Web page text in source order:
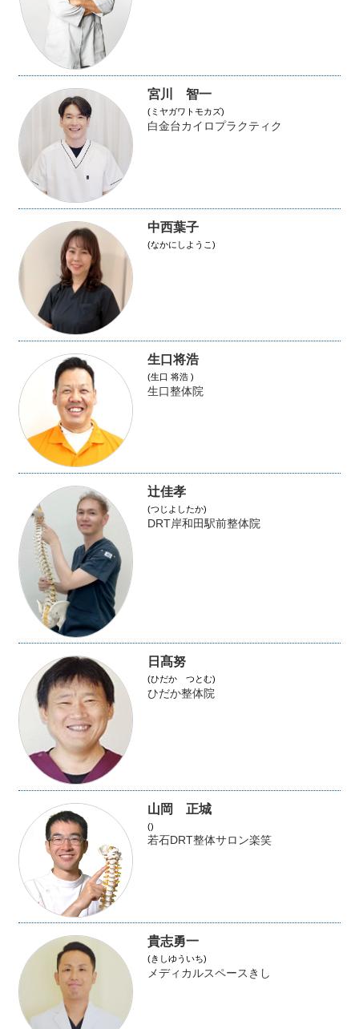
宮川 智一
(ミヤガワトモカズ)
白金台カイロプラクティク
中西葉子
(なかにしようこ)
生口将浩
(生口 将浩 )
生口整体院
辻佳孝
(つじよしたか)
DRT岸和田駅前整体院
日髙努
(ひだか つとむ)
ひだか整体院
山岡 正城
()
若石DRT整体サロン楽笑
貴志勇一
(きしゆういち)
メディカルスペースきし